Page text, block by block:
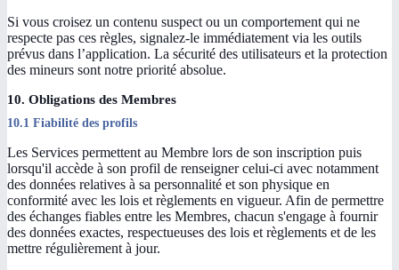
Si vous croisez un contenu suspect ou un comportement qui ne
respecte pas ces règles, signalez-le immédiatement via les outils
prévus dans l’application. La sécurité des utilisateurs et la protection
des mineurs sont notre priorité absolue.
10. Obligations des Membres
10.1 Fiabilité des profils
Les Services permettent au Membre lors de son inscription puis
lorsqu'il accède à son profil de renseigner celui-ci avec notamment
des données relatives à sa personnalité et son physique en
conformité avec les lois et règlements en vigueur. Afin de permettre
des échanges fiables entre les Membres, chacun s'engage à fournir
des données exactes, respectueuses des lois et règlements et de les
mettre régulièrement à jour.